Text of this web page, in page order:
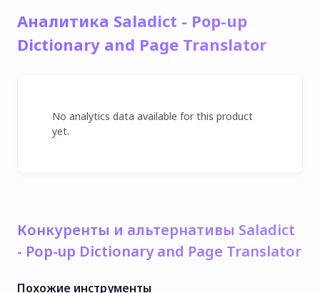
Аналитика Saladict - Pop-up
Dictionary and Page Translator
No analytics data available for this product
yet.
Конкуренты и альтернативы Saladict
- Pop-up Dictionary and Page Translator
Похожие инструменты